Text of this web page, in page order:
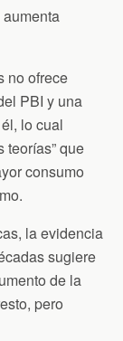
no ofrece
PBI y una
lo cual
teorías” que
consumo
la evidencia
sugiere
de la
pero